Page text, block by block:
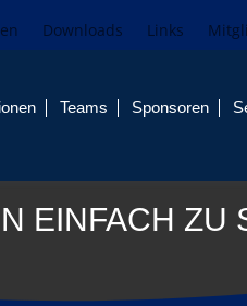
Downloads Links
Teams Sponsoren
EINFACH ZU